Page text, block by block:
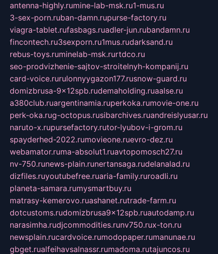
antenna-highly.rumine-lab-msk.ru1-mus.ru
3-sex-porn.ruban-damn.rupurse-factory.ru
viagra-tablet.rufasbags.ruadler-jun.rubandamn.ru
fincontech.ru3sexporn.ru1mus.rudarksand.ru
rebus-toys.ruminelab-msk.rurtdco.ru
seo-prodvizhenie-sajtov-stroitelnyh-kompanij.ru
card-voice.rurulonnyygazon177.rusnow-guard.ru
domizbrusa-9x12spb.rudemaholding.ruaalse.ru
a380club.ruargentinamia.ruperkoka.rumovie-one.ru
perk-oka.rug-octopus.rusibarchives.ruandreislyusar.ru
naruto-x.rupursefactory.rutor-lyubov-i-grom.ru
spayderhed-2022.rumovieone.ruevro-dez.ru
webamator.ruma-absolut1.ruavtopomosch27.ru
nv-750.runews-plain.runertansaga.rudelanalad.ru
dizfiles.ruyoutubefree.ruaria-family.ruroadli.ru
planeta-samara.rumysmartbuy.ru
matrasy-kemerovo.ruashanet.rutrade-farm.ru
dotcustoms.rudomizbrusa9x12spb.ruautodamp.ru
narasimha.rudjcommodities.runv750.rux-ton.ru
newsplain.rucardvoice.rumodopaper.rumanunae.ru
gbget.rualfeihavsalnassr.rumadoma.rutajuncos.ru